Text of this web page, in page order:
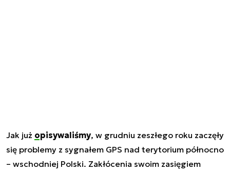
Jak już opisywaliśmy, w grudniu zeszłego roku zaczęły
się problemy z sygnałem GPS nad terytorium północno
– wschodniej Polski. Zakłócenia swoim zasięgiem